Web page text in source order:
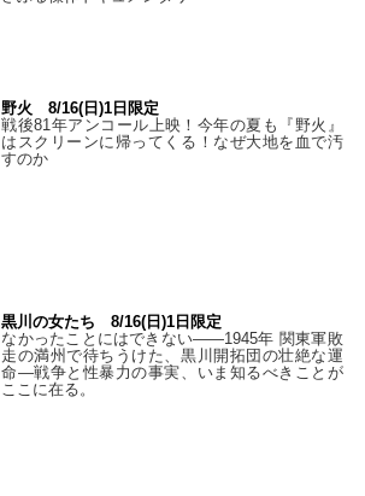
野火 8/16(日)1日限定
戦後81年アンコール上映！今年の夏も『野火』
はスクリーンに帰ってくる！なぜ大地を血で汚
すのか
黒川の女たち 8/16(日)1日限定
なかったことにはできない——1945年 関東軍敗
走の満州で待ちうけた、黒川開拓団の壮絶な運
命―戦争と性暴力の事実、いま知るべきことが
ここに在る。